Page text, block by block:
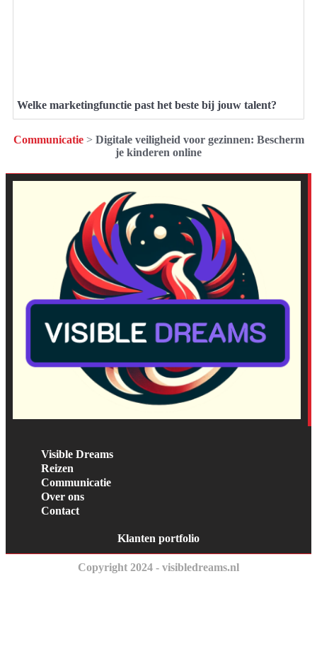
Welke marketingfunctie past het beste bij jouw talent?
Communicatie> Digitale veiligheid voor gezinnen: Bescherm
je kinderen online
Visible Dreams
Reizen
Communicatie
Over ons
Contact
Klanten portfolio
Copyright 2024 - visibledreams.nl